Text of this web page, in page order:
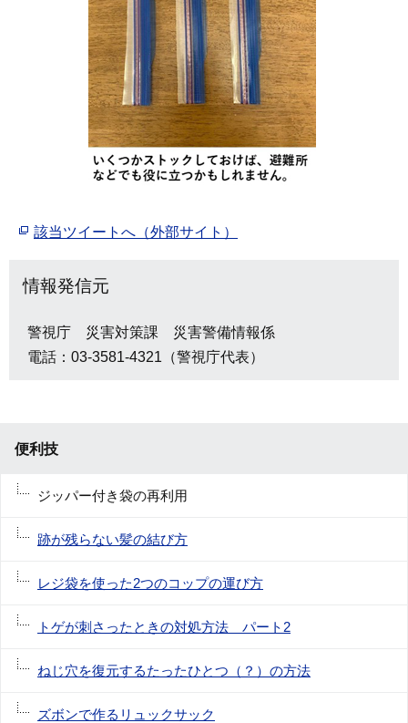
該当ツイートへ（外部サイト）
情報発信元
警視庁 災害対策課 災害警備情報係
電話：03-3581-4321（警視庁代表）
便利技
ジッパー付き袋の再利用
跡が残らない髪の結び方
レジ袋を使った2つのコップの運び方
トゲが刺さったときの対処方法 パート2
ねじ穴を復元するたったひとつ（？）の方法
ズボンで作るリュックサック